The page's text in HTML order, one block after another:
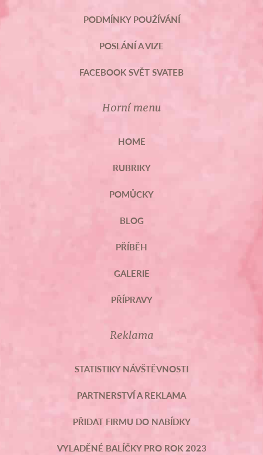
PODMÍNKY POUŽÍVÁNÍ
POSLÁNÍ A VIZE
FACEBOOK SVĚT SVATEB
Horní menu
HOME
RUBRIKY
POMŮCKY
BLOG
PŘÍBĚH
GALERIE
PŘÍPRAVY
Reklama
STATISTIKY NÁVŠTĚVNOSTI
PARTNERSTVÍ A REKLAMA
PŘIDAT FIRMU DO NABÍDKY
VYLADĚNÉ BALÍČKY PRO ROK 2023